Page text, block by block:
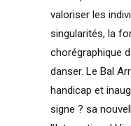
valoriser les
singularités, la
chorégraphique
danser. Le Bal
handicap et
signe ? sa